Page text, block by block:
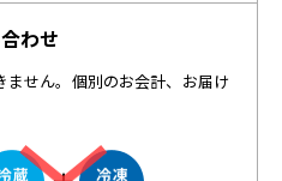
わせ
せん。個別のお会計、お届け